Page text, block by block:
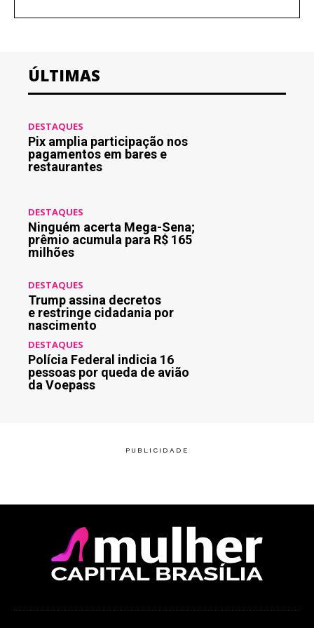
ÚLTIMAS
DESTAQUES
Pix amplia participação nos
pagamentos em bares e
restaurantes
DESTAQUES
Ninguém acerta Mega-Sena;
prêmio acumula para R$ 165
milhões
DESTAQUES
Trump assina decretos
e restringe cidadania por
nascimento
DESTAQUES
Polícia Federal indicia 16
pessoas por queda de avião
da Voepass